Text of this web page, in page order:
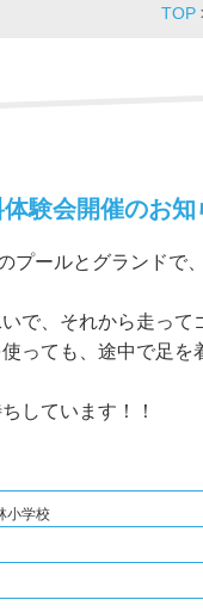
TOP
験会開催のお知
プールとグランドで
で、それから走っ
っても、途中で足を
しています！！
小学校